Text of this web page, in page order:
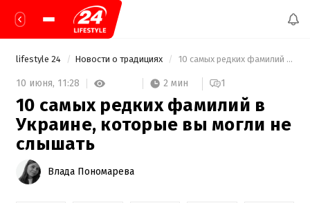
lifestyle 24 Новости о традициях 10 самых редких фамилий в Украине, которые вы могли не слышать
10 июня, 11:28 2 мин 1
10 самых редких фамилий в
Украине, которые вы могли не
слышать
Влада Пономарева